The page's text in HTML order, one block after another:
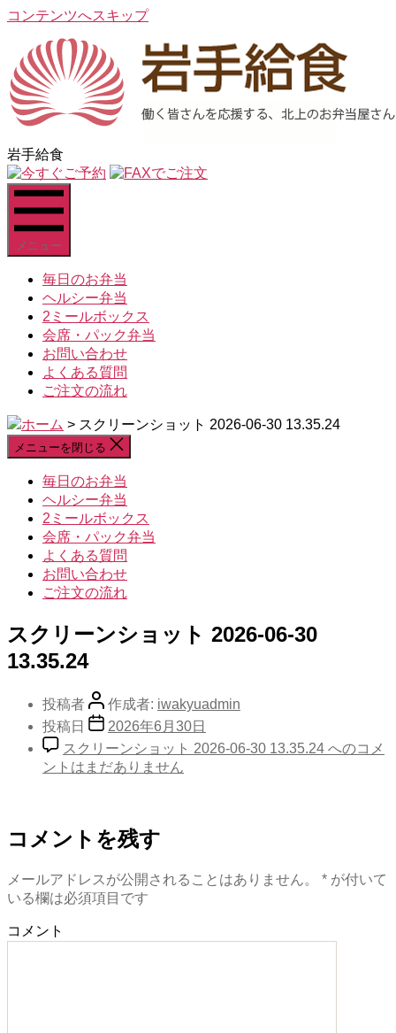
コンテンツへスキップ
岩手給食
メニュー
毎日のお弁当
ヘルシー弁当
2ミールボックス
会席・パック弁当
お問い合わせ
よくある質問
ご注文の流れ
ホーム > スクリーンショット 2026-06-30 13.35.24
メニューを閉じる
毎日のお弁当
ヘルシー弁当
2ミールボックス
会席・パック弁当
よくある質問
お問い合わせ
ご注文の流れ
スクリーンショット 2026-06-30
13.35.24
投稿者 作成者: iwakyuadmin
投稿日
2026年6月30日
スクリーンショット 2026-06-30 13.35.24 へのコメ
ントはまだありません
コメントを残す
メールアドレスが公開されることはありません。 * が付いて
いる欄は必須項目です
コメント